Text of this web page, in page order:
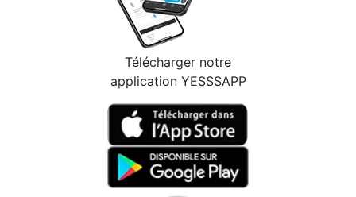
Télécharger notre
application YESSSAPP